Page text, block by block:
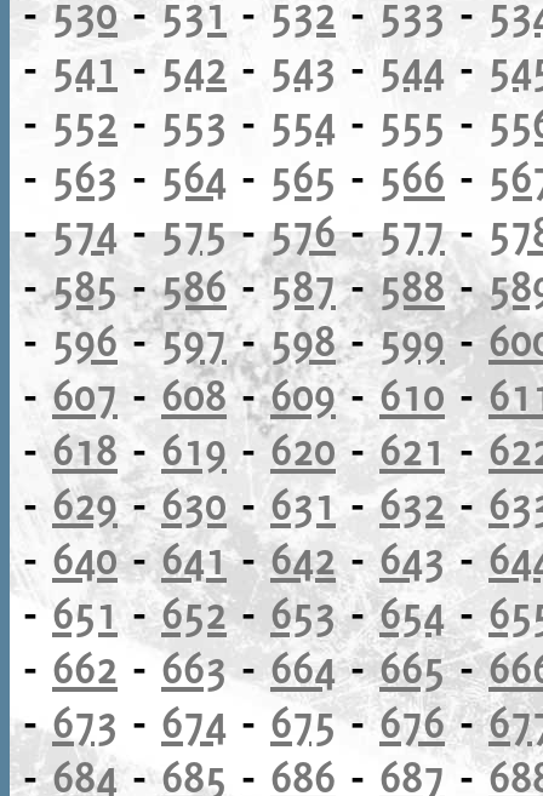
- 530-531 - 532 - 533 -
- 541 - 542 - 543 - 544 -
- 552 - 553 - 554 - 555 -
- 563 - 564 - 565 - 566 -
-574 -575-576-577-
-585-586-587-588-
- 596-597-598-599-
- 607 - 608-609- 610 -
- 618 -619 -620 - 621 -
- 629-630 -631-632 -
- 640-641-642- 643 -
- 651 -652- 653-654-
- 662 - 663-664-665-
-673 - 674 - 675-676-
-684-685 - 686 - 687 -